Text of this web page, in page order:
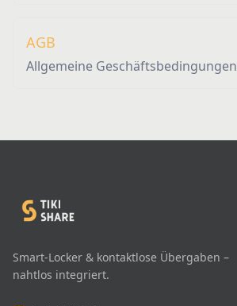
AGB
Allgemeine Geschäftsbedingungen
Smart-Locker & kontaktlose Übergaben –
nahtlos integriert.